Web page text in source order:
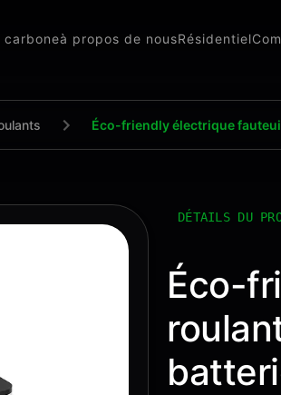
à propos de nousRésidentiel
Éco-friendly électrique
DÉTAILS DU
Éco-